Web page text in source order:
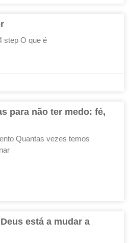
step O que é
para não ter medo: fé,
Quantas vezes temos
está a mudar a